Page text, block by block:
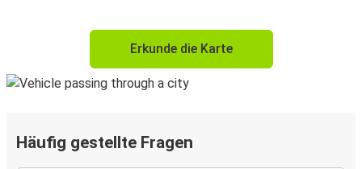
Erkunde die Karte
Häufig gestellte Fragen